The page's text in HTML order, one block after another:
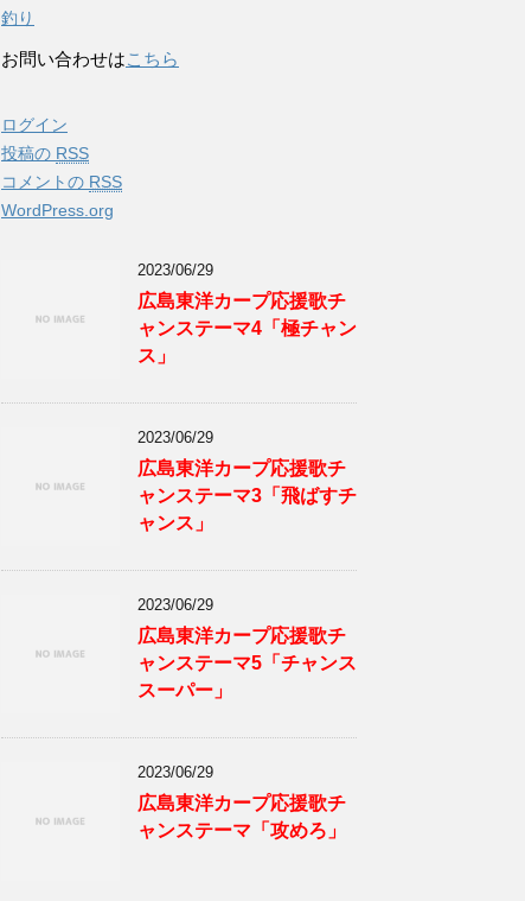
釣り
お問い合わせはこちら
ログイン
投稿の RSS
コメントの RSS
WordPress.org
2023/06/29
広島東洋カープ応援歌チ
ャンステーマ4「極チャン
ス」
2023/06/29
広島東洋カープ応援歌チ
ャンステーマ3「飛ばすチ
ャンス」
2023/06/29
広島東洋カープ応援歌チ
ャンステーマ5「チャンス
スーパー」
2023/06/29
広島東洋カープ応援歌チ
ャンステーマ「攻めろ」